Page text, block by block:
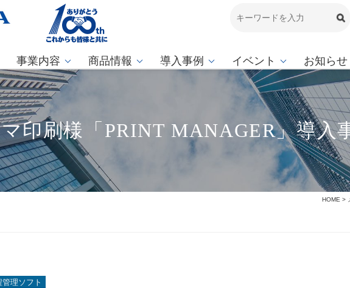
事業内容 商品情報 導入事例 イベント お知らせ
印刷様「PRINT MANAGER」導入
HOME >
理ソフト